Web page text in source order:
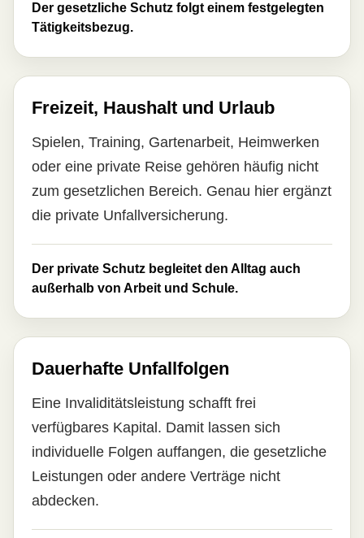
Der gesetzliche Schutz folgt einem festgelegten
Tätigkeitsbezug.
Freizeit, Haushalt und Urlaub
Spielen, Training, Gartenarbeit, Heimwerken
oder eine private Reise gehören häufig nicht
zum gesetzlichen Bereich. Genau hier ergänzt
die private Unfall­ver­si­che­rung.
Der private Schutz begleitet den Alltag auch
außerhalb von Arbeit und Schule.
Dauerhafte Unfallfolgen
Eine Invaliditätsleistung schafft frei
verfügbares Kapital. Damit lassen sich
individuelle Folgen auffangen, die gesetzliche
Leistungen oder andere Verträge nicht
abdecken.